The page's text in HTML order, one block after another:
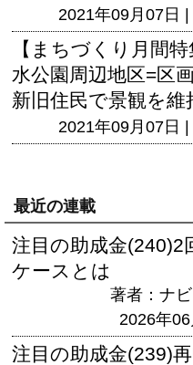
2021年09月07日 |
【まちづくり月間
水公園周辺地区=区
新旧住民で景観を維
2021年09月07日 |
最近の連載
注目の助成金(240)2
ケースとは
著者：ナ
2026年
注目の助成金(239)